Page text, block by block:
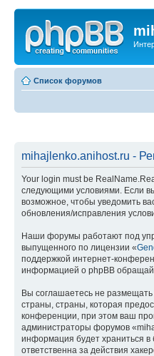
Список форумов
mihajlenko.anihost.ru -
Your login must be
следующими условиями. Если
возможное, чтобы уведомить
обновления/исправления
Наши форумы работают под
выпущенного по лицензии «
поддержкой интернет-
информацией о phpBB
Вы соглашаетесь не
страны, страны, которая
конференции, при этом ваш
администраторы форумов
информация будет храниться
ответственна за действия